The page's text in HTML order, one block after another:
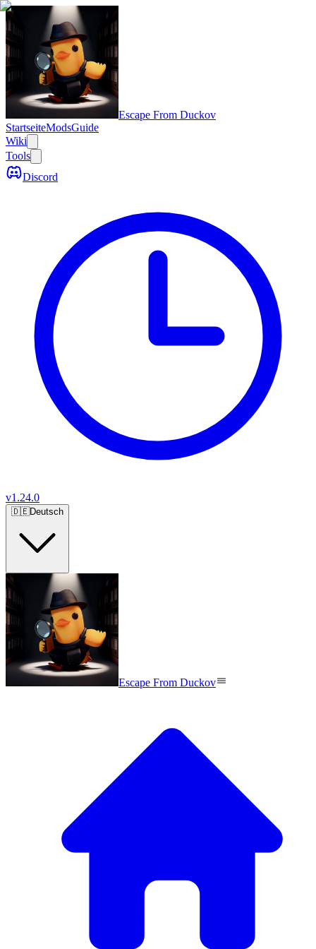
Escape From Duckov
StartseiteModsGuide
Wiki
Tools
Discord
v1.24.0
🇩🇪Deutsch
Escape From Duckov